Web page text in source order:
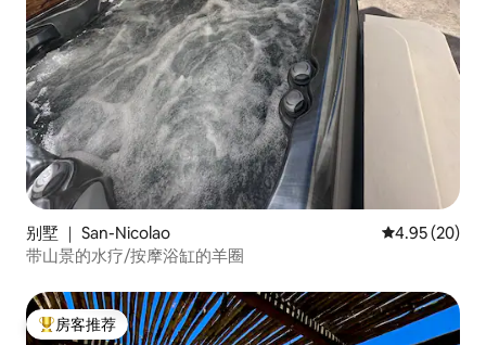
别墅 ｜ San-Nicolao 平均评分
4.95 (20)
带山景的水疗/按摩浴缸的羊圈
热门「房客推荐」
房客推荐